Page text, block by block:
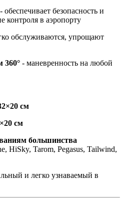
- обеспечивает безопасность и
контроля в аэропорту
обслуживаются, упрощают
360° - маневренность на любой
см
см
большинства
HiSky, Tarom, Pegasus, Tailwind,
и легко узнаваемый в